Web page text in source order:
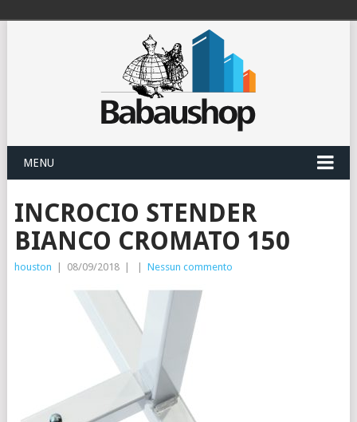
MENU
INCROCIO STENDER
BIANCO CROMATO 150
houston 08/09/2018 Nessun commento